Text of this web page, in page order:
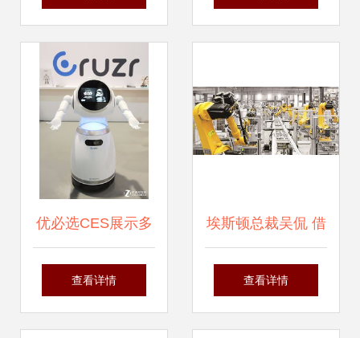
能研发再攀高峰
优必选CES展示多
款机器人，双足机
查看详情
埃斯顿总裁吴侃 借
工业机器人领域首
查看详情